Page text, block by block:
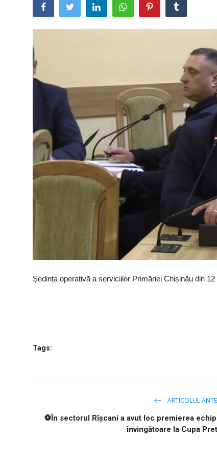
Sectorul Rîșcani
Căutați pe Internet
Ședința operativă a serviciilor Primăriei Chișinău din
Tags:
ARTICOLUL
⚽️În sectorul Rîșcani a avut loc premierea
învingătoare la Cupa